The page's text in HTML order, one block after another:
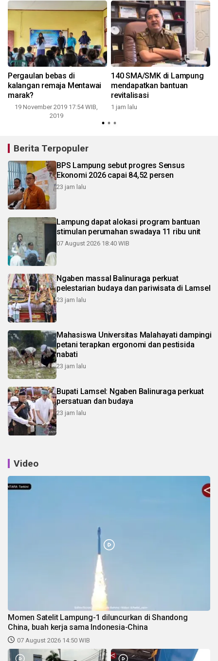
Pergaulan bebas di
kalangan remaja Mentawai
marak?
19 November 2019 17:54 WIB,
2019
140 SMA/SMK di Lampung
mendapatkan bantuan
revitalisasi
1 jam lalu
Berita Terpopuler
BPS Lampung sebut progres Sensus
Ekonomi 2026 capai 84,52 persen
23 jam lalu
Lampung dapat alokasi program bantuan
stimulan perumahan swadaya 11 ribu unit
07 August 2026 18:40 WIB
Ngaben massal Balinuraga perkuat
pelestarian budaya dan pariwisata di Lamsel
23 jam lalu
Mahasiswa Universitas Malahayati dampingi
petani terapkan ergonomi dan pestisida
nabati
23 jam lalu
Bupati Lamsel: Ngaben Balinuraga perkuat
persatuan dan budaya
23 jam lalu
Video
Momen Satelit Lampung-1 diluncurkan di Shandong
China, buah kerja sama Indonesia-China
07 August 2026 14:50 WIB